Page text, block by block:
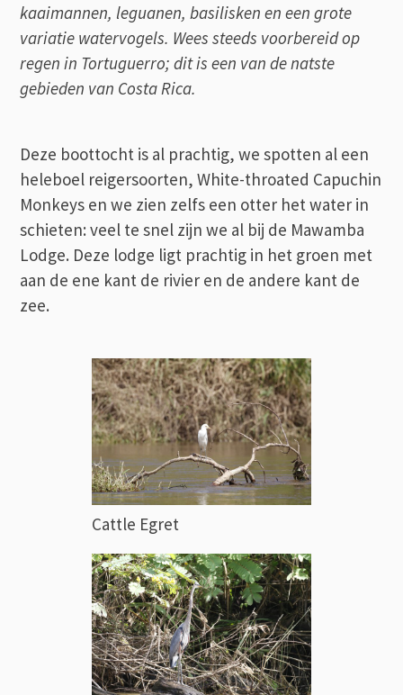
kaaimannen, leguanen, basilisken en een grote
variatie watervogels. Wees steeds voorbereid op
regen in Tortuguerro; dit is een van de natste
gebieden van Costa Rica.
Deze boottocht is al prachtig, we spotten al een
heleboel reigersoorten, White-throated Capuchin
Monkeys en we zien zelfs een otter het water in
schieten: veel te snel zijn we al bij de Mawamba
Lodge. Deze lodge ligt prachtig in het groen met
aan de ene kant de rivier en de andere kant de
zee.
Cattle Egret